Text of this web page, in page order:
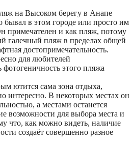
на Высоком берегу в Анапе
бывал в этом городе или просто им
примечателен и как пляж, потому
галечный пляж в пределах общей
достопримечательность.
для любителей
этого пляжа
ютится сама зона отдыха,
интересно. В некоторых местах он
а местами останется
возможности для выбора места и
что, как можно видеть, наличие
создаёт совершенно разное